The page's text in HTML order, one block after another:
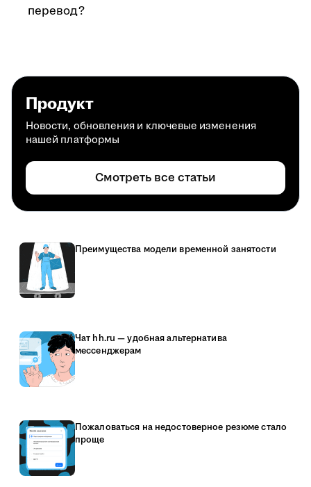
перевод?
Продукт
Новости, обновления и ключевые изменения
нашей платформы
Смотреть все статьи
Преимущества модели временной занятости
Чат hh.ru — удобная альтернатива
мессенджерам
Пожаловаться на недостоверное резюме стало
проще